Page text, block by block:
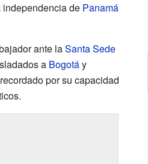
de Panamá
ante laSanta Sede
a Bogotáy
por su capacidad